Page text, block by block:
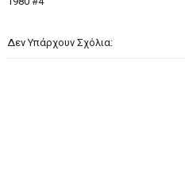
Δεν Υπάρχουν Σχόλια: